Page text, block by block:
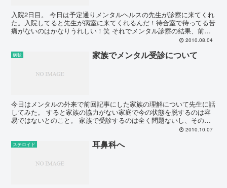
入院2日目。 今日は予定通りメンタルヘルスの先生が診察に来てくれ
た。入院してると先生が病室に来てくれるんだ！待合室で待ってる苦
痛がないのはかなりうれしい！笑 それでメンタル診察の結果、前回
処方した薬が効いてないとのことで薬が増量となった・・...2010.08.04
病状 家族でメンタル受診について
今日はメンタルの外来で前回記事にした家族の理解について先生に話
してみた。 すると家族の協力がない家庭で今の状態を脱するのは容
易ではないとのこと。 家族で受診するのは全く問題ないし、その方
がよいとの事だった。 そして次回受診日は来週の・・・と...2010.10.07
ステロイド 耳鼻科へ